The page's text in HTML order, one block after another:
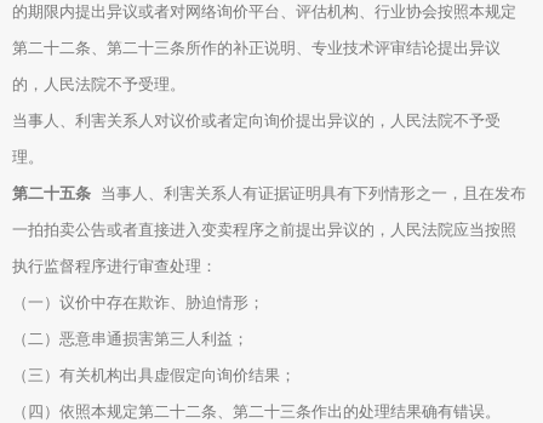
的期限内提出异议或者对网络询价平台、评估机构、行业协会按照本规定
第二十二条、第二十三条所作的补正说明、专业技术评审结论提出异议
的，人民法院不予受理。
当事人、利害关系人对议价或者定向询价提出异议的，人民法院不予受
理。
第二十五条 当事人、利害关系人有证据证明具有下列情形之一，且在发布
一拍拍卖公告或者直接进入变卖程序之前提出异议的，人民法院应当按照
执行监督程序进行审查处理：
（一）议价中存在欺诈、胁迫情形；
（二）恶意串通损害第三人利益；
（三）有关机构出具虚假定向询价结果；
（四）依照本规定第二十二条、第二十三条作出的处理结果确有错误。